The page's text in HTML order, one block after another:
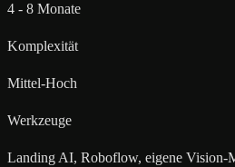
4 - 8 Monate
Komplexität
Mittel-Hoch
Werkzeuge
Landing AI, Roboflow, eigene Vision-